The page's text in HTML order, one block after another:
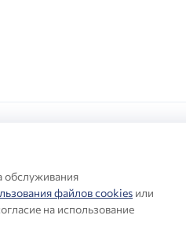
дизайн и
®— на сайте бренда
обслуживания
файлов cookies или
на использование